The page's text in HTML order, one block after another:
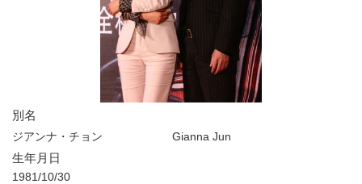
別名
ジアンナ・チョン Gianna Jun
生年月日
1981/10/30